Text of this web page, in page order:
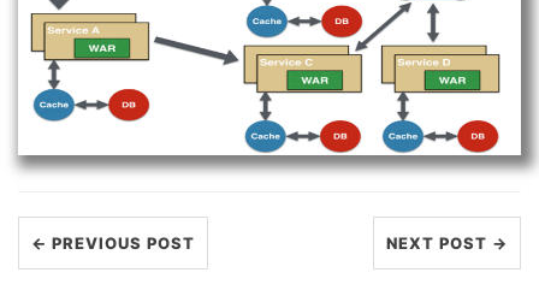
← PREVIOUS POST NEXT POST →